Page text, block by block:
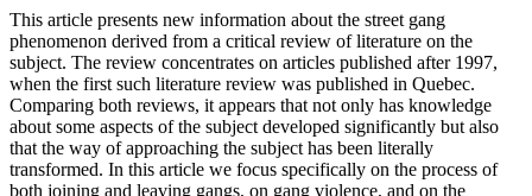
This article presents new information about the street gang
phenomenon derived from a critical review of literature on the
subject. The review concentrates on articles published after 1997,
when the first such literature review was published in Quebec.
Comparing both reviews, it appears that not only has knowledge
about some aspects of the subject developed significantly but also
that the way of approaching the subject has been literally
transformed. In this article we focus specifically on the process of
both joining and leaving gangs, on gang violence, and on the